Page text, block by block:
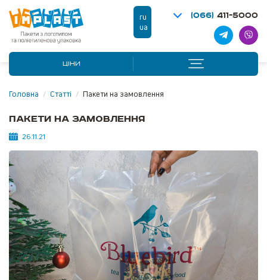
ru
ua
(066) 411-5000
ЦІНИ
Головна / Статті / Пакети на замовлення
Пакети на замовлення
26.11.21